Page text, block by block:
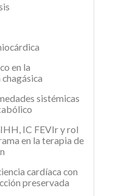
en la
sistémicas
IC FEVIr y rol
en la terapia de
cardíaca con
preservada